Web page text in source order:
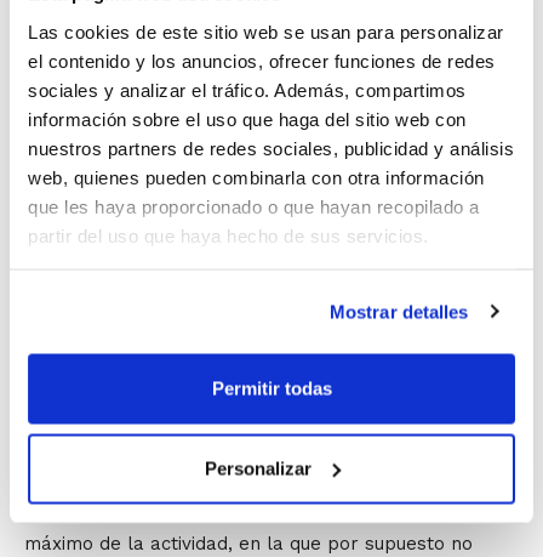
Las cookies de este sitio web se usan para personalizar
el contenido y los anuncios, ofrecer funciones de redes
sociales y analizar el tráfico. Además, compartimos
información sobre el uso que haga del sitio web con
nuestros partners de redes sociales, publicidad y análisis
web, quienes pueden combinarla con otra información
que les haya proporcionado o que hayan recopilado a
partir del uso que haya hecho de sus servicios.
Mostrar detalles
Permitir todas
Personalizar
deportes y juegos con la realización de talleres lúdicos
de temática variada, en los que primará por encima de
cualquier objetivo lúdico la transmisión de los valores
sociales más importantes, dando así un paso muy
importante en la formación integral de todos los
participantes.
Una de las ventajas de las Escuelas de Verano es que
a varias de ellas, o incluso el mes entero.
Gracias a la colaboración de la Fundación Deportiva
Municipal del Ayuntamiento de Valencia, las Escuelas
Nazaret de Valencia, un lugar que cuenta con todas las
instalaciones necesarias para poder disfrutar al
máximo de la actividad, en la que por supuesto no